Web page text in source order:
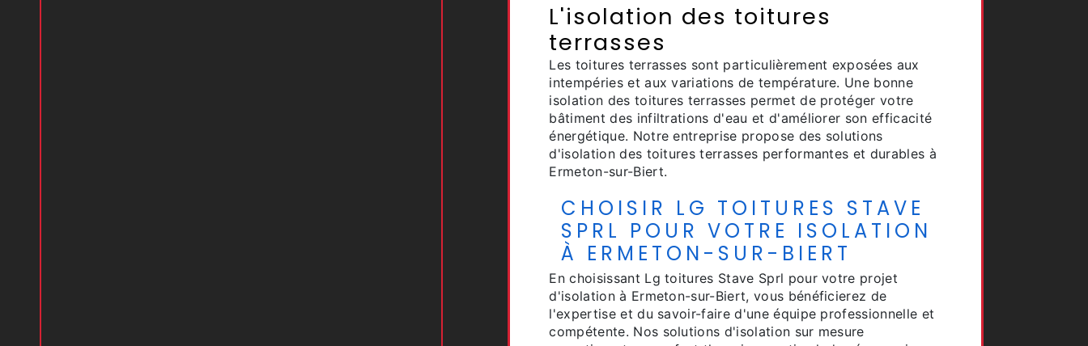
L'isolation des toitures
terrasses
Les toitures terrasses sont particulièrement exposées aux
intempéries et aux variations de température. Une bonne
isolation des toitures terrasses permet de protéger votre
bâtiment des infiltrations d'eau et d'améliorer son efficacité
énergétique. Notre entreprise propose des solutions
d'isolation des toitures terrasses performantes et durables à
Ermeton-sur-Biert.
CHOISIR LG TOITURES STAVE
SPRL POUR VOTRE ISOLATION
À ERMETON-SUR-BIERT
En choisissant Lg toitures Stave Sprl pour votre projet
d'isolation à Ermeton-sur-Biert, vous bénéficierez de
l'expertise et du savoir-faire d'une équipe professionnelle et
compétente. Nos solutions d'isolation sur mesure